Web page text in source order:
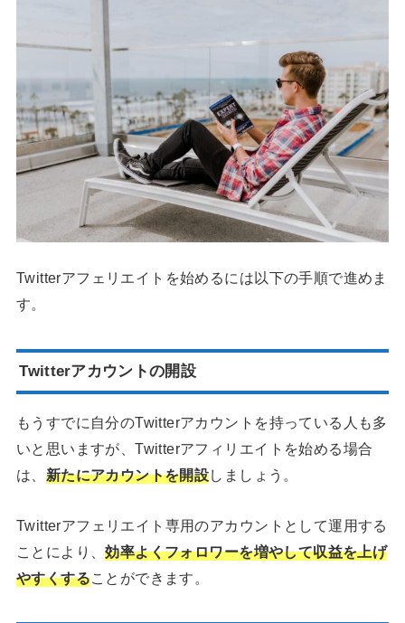
Twitterアフェリエイトを始めるには以下の手順で進めま
す。
Twitterアカウントの開設
もうすでに自分のTwitterアカウントを持っている人も多
いと思いますが、Twitterアフィリエイトを始める場合
は、 新たにアカウントを開設しましょう。
Twitterアフェリエイト専用のアカウントとして運用する
ことにより、効率よくフォロワーを増やして収益を上げ
やすくすることができます。